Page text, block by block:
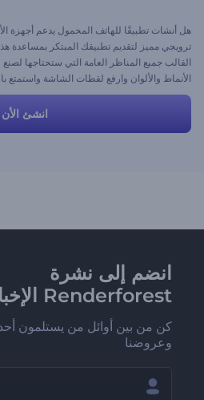
هل أنشات تطبيقًا للهاتف المحمول يدعم أجهزة
ترويجي مميز لتقديم تطبيقك المبتكر بمساعدة
القالب جميع المناظر العامة التي ستحتاجها
الأنماط والألوان وارفع لقطات الشاشة واستمتع
انشئ الأن
انضم إلى نشرة
Renderforest الإخبارية
كن من بين أوائل من يستلمون
وعروضنا